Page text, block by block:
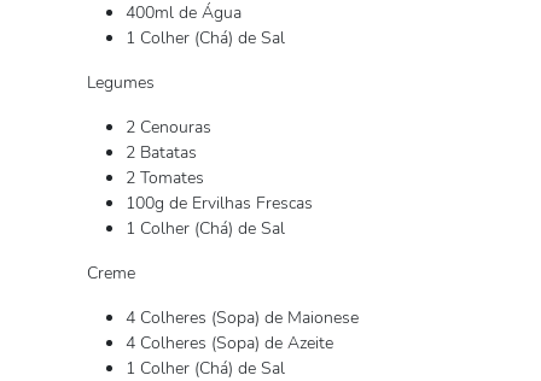
400ml de Água
1 Colher (Chá) de Sal
Legumes
2 Cenouras
2 Batatas
2 Tomates
100g de Ervilhas Frescas
1 Colher (Chá) de Sal
Creme
4 Colheres (Sopa) de Maionese
4 Colheres (Sopa) de Azeite
1 Colher (Chá) de Sal